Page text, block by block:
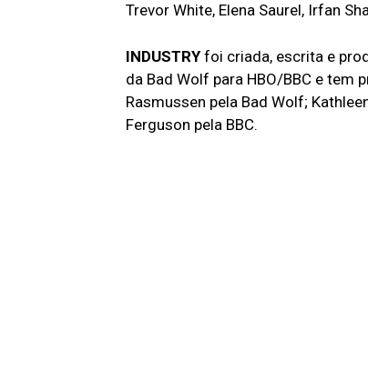
Trevor White, Elena Saurel, Irfan
INDUSTRYfoi criada, escrita e
da Bad Wolf para HBO/BBC e tem
Rasmussen pela Bad Wolf;
Ferguson pela BBC.